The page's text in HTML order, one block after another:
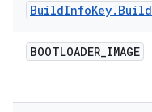
BuildInfoKey. Build
BOOTLOADER_IMAGE